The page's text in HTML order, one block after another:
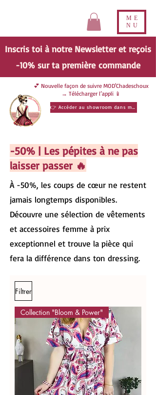
ME
NU
Inscris toi à notre Newsletter et reçois
-10% sur ta premièrecommande
💕 Nouvelle façon de suivre MOD'Chadeschoux
→ Télécharger l’appli 📱
👉 Accéder au showroom dans ma poche
-50% | Les pépites à ne pas
laisser passer 🔥
À -50%, les coups de cœur ne restent
jamais longtemps disponibles.
Découvre une sélection de vêtements
et accessoires femme à prix
exceptionnel et trouve la pièce qui
fera la différence dans ton dressing.
Filtrer
Collection "Bloom & Power"